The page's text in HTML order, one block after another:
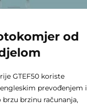
od
GTEF50 koriste
prevođenjem i
brzu brzinu računanja,